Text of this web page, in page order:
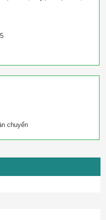
chuyển